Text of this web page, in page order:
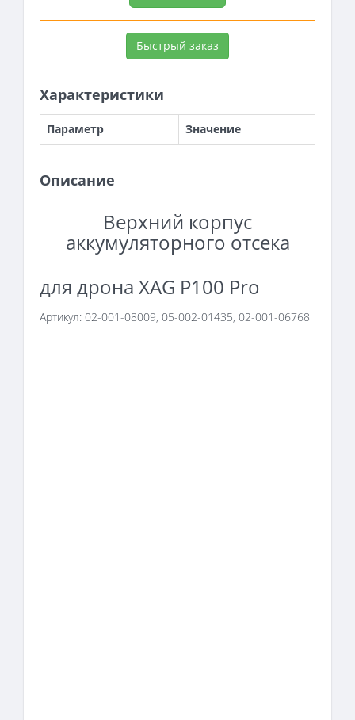
Быстрый заказ
Характеристики
Параметр Значение
Описание
Верхний корпус
аккумуляторного отсека
для дрона XAG P100 Pro
Артикул: 02-001-08009, 05-002-01435, 02-001-06768